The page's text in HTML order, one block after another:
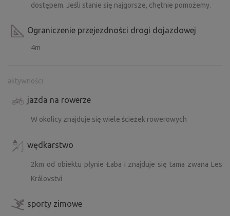
dostępem. Jeśli stanie się najgorsze, chętnie pomożemy.
Ograniczenie przejezdności drogi dojazdowej
4m
aktywności
jazda na rowerze
W okolicy znajduje się wiele ścieżek rowerowych
wędkarstwo
2km od obiektu płynie Łaba i znajduje się tama zwana Les
Království
sporty zimowe